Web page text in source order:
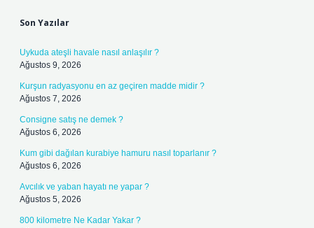
Son Yazılar
Uykuda ateşli havale nasıl anlaşılır ?
Ağustos 9, 2026
Kurşun radyasyonu en az geçiren madde midir ?
Ağustos 7, 2026
Consigne satış ne demek ?
Ağustos 6, 2026
Kum gibi dağılan kurabiye hamuru nasıl toparlanır ?
Ağustos 6, 2026
Avcılık ve yaban hayatı ne yapar ?
Ağustos 5, 2026
800 kilometre Ne Kadar Yakar ?